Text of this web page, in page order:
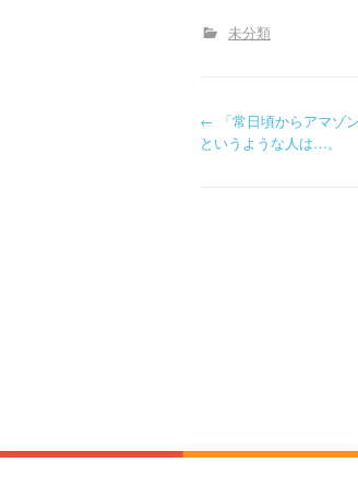
未分類
P
i
← 「常日頃からアマゾ
というような人は…。